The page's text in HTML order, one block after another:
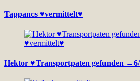
Tappancs ♥vermittelt♥
Hektor ♥Transportpaten gefunden